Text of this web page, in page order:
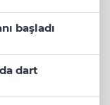
başladı
dart